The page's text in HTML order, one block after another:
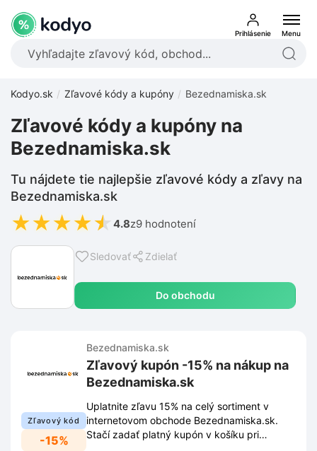
Prihlásenie Menu
Kodyo.sk Zľavové kódy a kupóny Bezednamiska.sk
Sledovať Zdielať
Do obchodu
Zľavové kódy a kupóny na
Bezednamiska.sk
Tu nájdete tie najlepšie zľavové kódy a zľavy na
Bezednamiska.sk
★★★★★ 4.8z9 hodnotení
Zľavový kód
-15%
Bezednamiska.sk
Zľavový kupón -15% na nákup na
Bezednamiska.sk
Uplatnite zľavu 15% na celý sortiment v
internetovom obchode Bezednamiska.sk.
Stačí zadať platný kupón v košíku pri